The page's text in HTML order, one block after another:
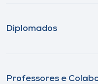
Diplomados
Professores e